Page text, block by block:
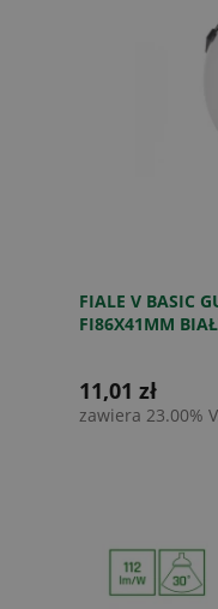
FIALE V BASIC
FI86X41MM
11,01 zł
zawiera 23.00%